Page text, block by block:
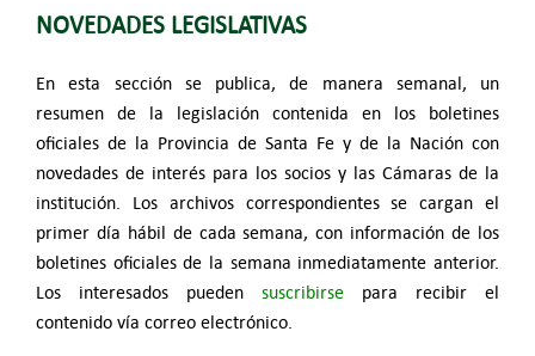
PROGRAMAS
BASES
DE DATOS
NOVEDADES LEGISLATIVAS
En esta sección se publica, de manera semanal, un
resumen de la legislación contenida en los boletines
oficiales de la Provincia de Santa Fe y de la Nación con
novedades de interés para los socios y las Cámaras de la
institución. Los archivos correspondientes se cargan el
primer día hábil de cada semana, con información de los
boletines oficiales de la semana inmediatamente anterior.
Los interesados pueden suscribirse para recibir el
contenido vía correo electrónico.